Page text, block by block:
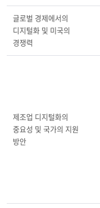
글로벌 경제에서의
디지털화 및 미국의
경쟁력
제조업 디지털화의
중요성 및 국가의 지원
방안